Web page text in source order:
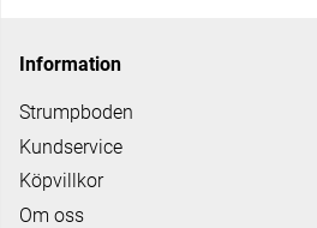
Information
Strumpboden
Kundservice
Köpvillkor
Om oss